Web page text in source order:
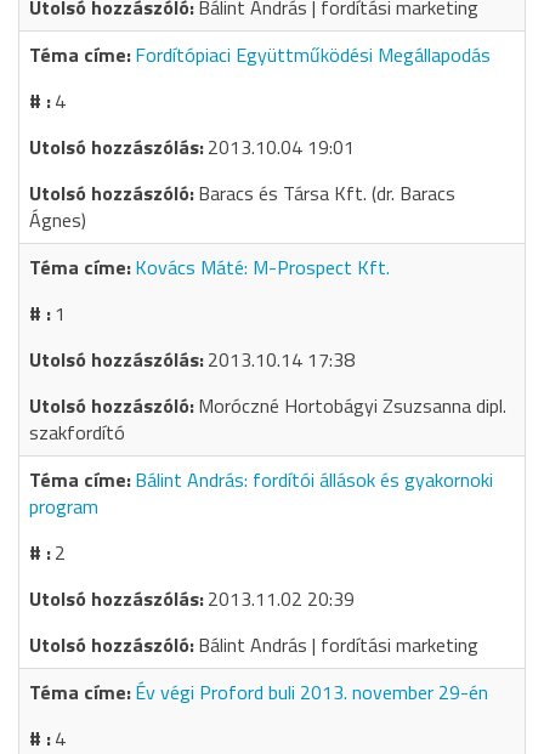
Bálint András | fordítási marketing
Fordítópiaci Együttműködési Megállapodás
4
2013.10.04 19:01
Baracs és Társa Kft. (dr. Baracs
Ágnes)
Kovács Máté: M-Prospect Kft.
1
2013.10.14 17:38
Moróczné Hortobágyi Zsuzsanna dipl.
szakfordító
Bálint András: fordítói állások és gyakornoki
program
2
2013.11.02 20:39
Bálint András | fordítási marketing
Év végi Proford buli 2013. november 29-én
4